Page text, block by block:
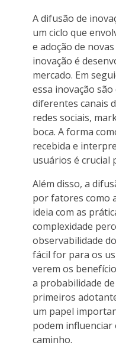
A difusão de
um ciclo que
e adoção de
inovação é
mercado. Em
essa inovação
diferentes canais
redes sociais,
boca. A forma
recebida e
usuários é crucial
Além disso, a
por fatores como
ideia com as
complexidade
observabilidade
fácil for para os
verem os
a probabilidade
primeiros
um papel
podem
caminho.